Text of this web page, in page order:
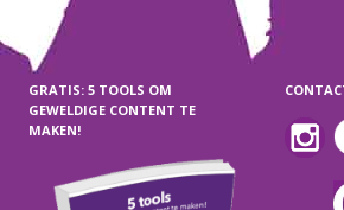
GRATIS: 5 TOOLS OM
GEWELDIGE CONTENT TE
MAKEN!